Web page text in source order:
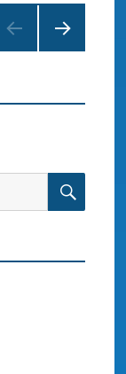
E